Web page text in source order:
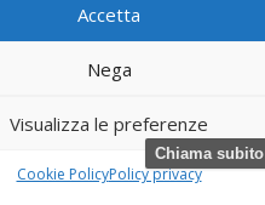
Accetta
Nega
Visualizza le preferenze
Cookie PolicyPolicy privacy
Chiama subito